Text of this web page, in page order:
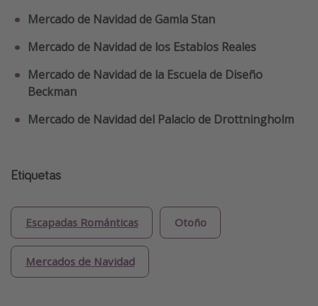
Mercado de Navidad de Gamla Stan
Mercado de Navidad de los Establos Reales
Mercado de Navidad de la Escuela de Diseño
Beckman
Mercado de Navidad del Palacio de Drottningholm
Etiquetas
Escapadas Románticas Otoño
Mercados de Navidad